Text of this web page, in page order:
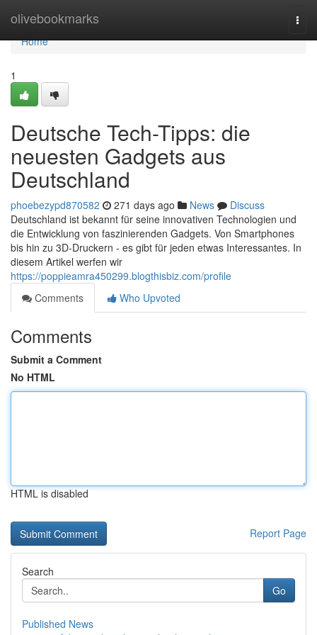
olivebookmarks
Home
Home
1
Deutsche Tech-Tipps: die
neuesten Gadgets aus
Deutschland
phoebezypd870582 271 days ago News
Discuss
Deutschland ist bekannt für seine innovativen Technologien und
die Entwicklung von faszinierenden Gadgets. Von Smartphones
bis hin zu 3D-Druckern - es gibt für jeden etwas Interessantes. In
diesem Artikel werfen wir
https://poppieamra450299.blogthisbiz.com/profile
Comments
Who Upvoted
Comments
Submit a Comment
No HTML
HTML is disabled
Report Page
Search
Go
Published News